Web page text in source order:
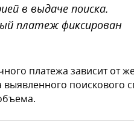
в выдаче поиска.
платеж фиксирован
платежа зависит от
выявленного поискового